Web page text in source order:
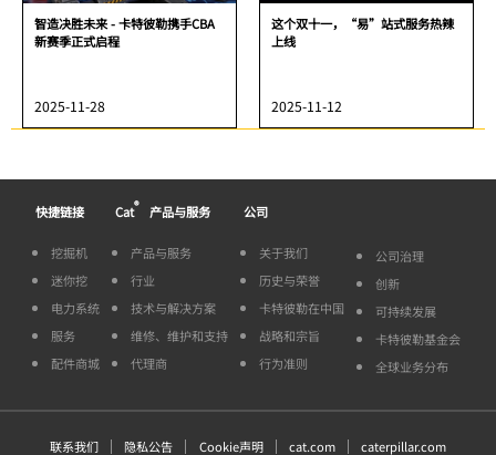
智造决胜未来 - 卡特彼勒携手CBA
新赛季正式启程
2025-11-28
这个双十一，“易”站式服务热辣
上线
2025-11-12
快捷链接
挖掘机
迷你挖
电力系统
服务
配件商城
Cat® 产品与服务
产品与服务
行业
技术与解决方案
维修、维护和支持
代理商
公司
关于我们
历史与荣誉
卡特彼勒在中国
战略和宗旨
行为准则
公司治理
创新
可持续发展
卡特彼勒基金会
全球业务分布
联系我们 隐私公告 Cookie声明 cat.com caterpillar.com